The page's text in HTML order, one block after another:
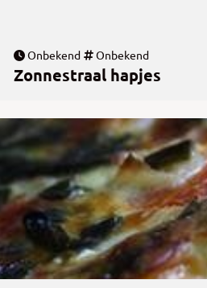
Onbekend Onbekend
Zonnestraal hapjes